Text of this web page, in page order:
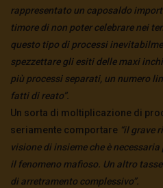
rappresentato un caposaldo
timore di non poter celebrare nei
questo tipo di processi
spezzettare gli esiti delle maxi
più processi separati, un numero
fatti di reato”.
Un sorta di moltiplicazione di
seriamente comportare “il grave
visione di insieme che è
il fenomeno mafioso. Un altro
di arretramento complessivo”.